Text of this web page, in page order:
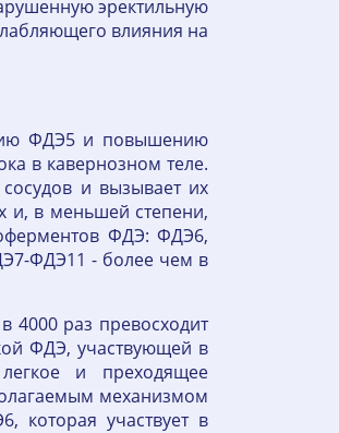
эректильную
влияния на
ФДЭ5 и повышению
в кавернозном теле.
и вызывает их
и, в меньшей степени,
ФДЭ: ФДЭ6,
ФДЭ11 - более чем в
4000 раз превосходит
ФДЭ, участвующей в
и преходящее
механизмом
которая участвует в